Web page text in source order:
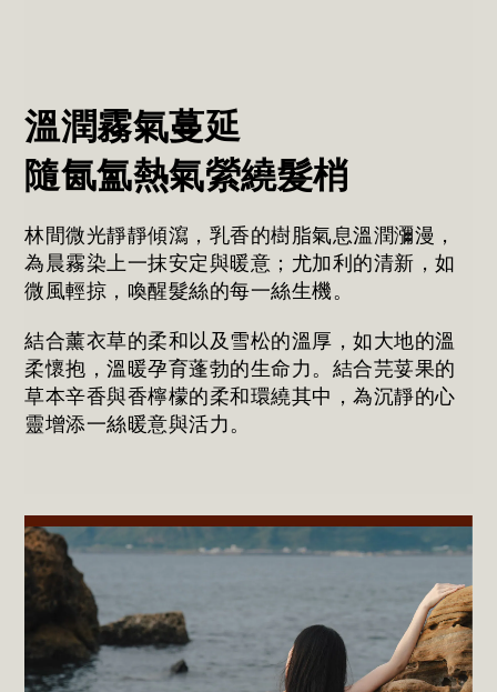
溫潤霧氣蔓延
隨氤氳熱氣縈繞髮梢
林間微光靜靜傾瀉，乳香的樹脂氣息溫潤瀰漫，
為晨霧染上一抹安定與暖意；尤加利的清新，如
微風輕掠，喚醒髮絲的每一絲生機。
結合薰衣草的柔和以及雪松的溫厚，如大地的溫
柔懷抱，溫暖孕育蓬勃的生命力。結合芫荽果的
草本辛香與香檸檬的柔和環繞其中，為沉靜的心
靈增添一絲暖意與活力。